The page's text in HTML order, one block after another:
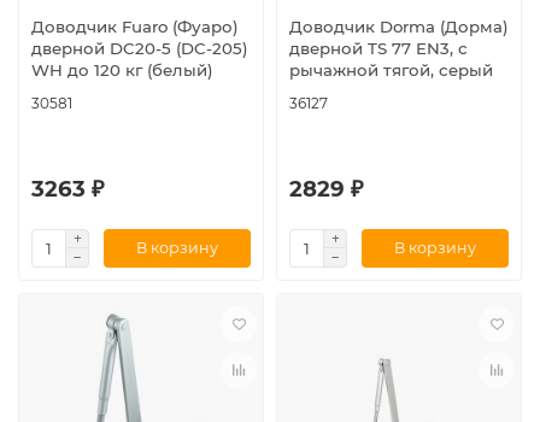
Доводчик Fuaro (Фуаро)
дверной DC20-5 (DC-205)
WH до 120 кг (белый)
30581
3263 ₽
В корзину
Доводчик Dorma (Дорма)
дверной TS 77 EN3, с
рычажной тягой, серый
36127
2829 ₽
В корзину